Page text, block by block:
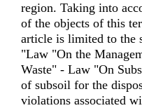
region. Taking into
of the objects of this
article is limited to the
"Law "On the
Waste" - Law "On
of subsoil for the
violations associated